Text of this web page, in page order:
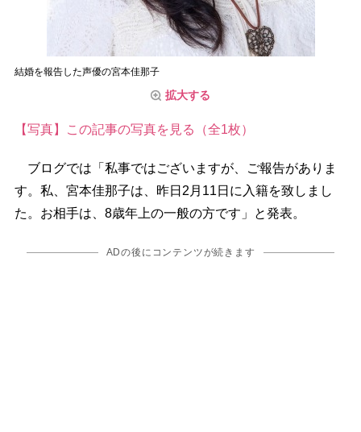
結婚を報告した声優の宮本佳那子
拡大する
【写真】この記事の写真を見る（全1枚）
ブログでは「私事ではございますが、ご報告がありま
す。私、宮本佳那子は、昨日2月11日に入籍を致しまし
た。お相手は、8歳年上の一般の方です」と発表。
ADの後にコンテンツが続きます